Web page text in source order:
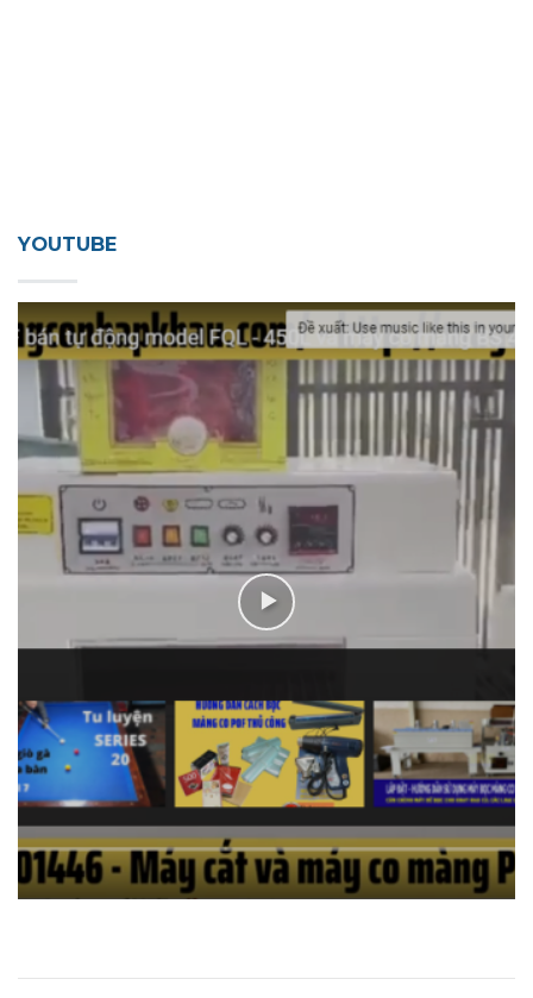
YOUTUBE